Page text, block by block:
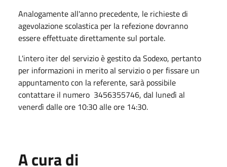
Analogamente all'anno precedente, le richieste di
agevolazione scolastica per la refezione dovranno
essere effettuate direttamente sul portale.
L'intero iter del servizio è gestito da Sodexo, pertanto
per informazioni in merito al servizio o per fissare un
appuntamento con la referente, sarà possibile
contattare il numero 3456355746, dal lunedì al
venerdì dalle ore 10:30 alle ore 14:30.
A cura di